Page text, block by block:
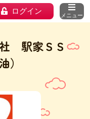
ログイン メニュー
社 駅家ＳＳ
）